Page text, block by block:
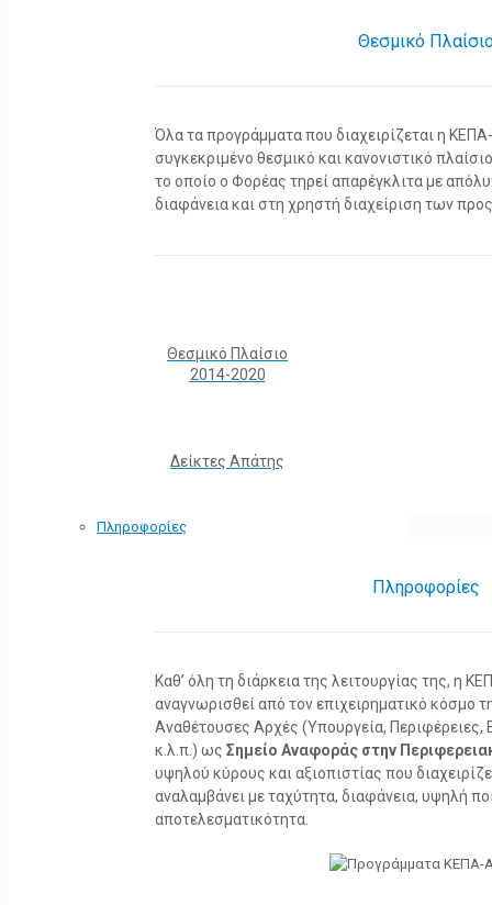
Θεσμικό
Όλα τα προγράμματα που διαχειρίζεται η
συγκεκριμένο θεσμικό και κανονιστικό
το οποίο ο Φορέας τηρεί απαρέγκλιτα με
διαφάνεια και στη χρηστή διαχείριση των
Θεσμικό Πλαίσιο
2014-2020
Δείκτες Απάτης
Πληροφορίες
Πληροφορίες
Καθ’ όλη τη διάρκεια της λειτουργίας της, η
αναγνωρισθεί από τον επιχειρηματικό κόσμο
Αναθέτουσες Αρχές (Υπουργεία, Περιφέρειες,
κ.λ.π.) ως Σημείο Αναφοράς στην
υψηλού κύρους και αξιοπιστίας που
αναλαμβάνει με ταχύτητα, διαφάνεια, υψηλή
αποτελεσματικότητα.